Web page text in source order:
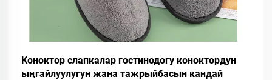
Коноктор слапкалар гостинодогу коноктордун
ыңгайлуулугун жана тажрыйбасын кандай